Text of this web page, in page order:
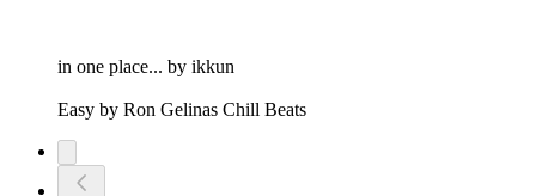
in one place... by ikkun
Easy by Ron Gelinas Chill Beats